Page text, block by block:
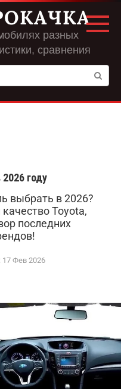
разных
сравнения
году
выбрать в 2026?
Toyota,
последних
17 Фев 2026